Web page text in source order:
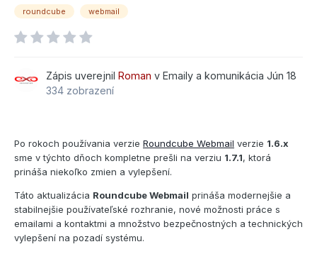
roundcube webmail
Zápis uverejnil Roman v Emaily a komunikácia Jún 18
334 zobrazení
Po rokoch používania verzie Roundcube Webmail verzie 1.6.x
sme v týchto dňoch kompletne prešli na verziu 1.7.1, ktorá
prináša niekoľko zmien a vylepšení.
Táto aktualizácia Roundcube Webmail prináša modernejšie a
stabilnejšie používateľské rozhranie, nové možnosti práce s
emailami a kontaktmi a množstvo bezpečnostných a technických
vylepšení na pozadí systému.